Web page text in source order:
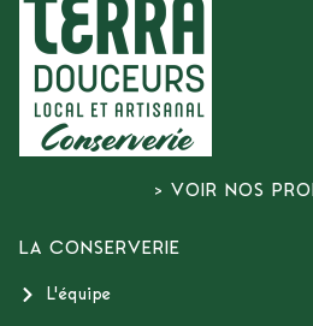
> VOIR NOS
LA CONSERVERIE
L'équipe